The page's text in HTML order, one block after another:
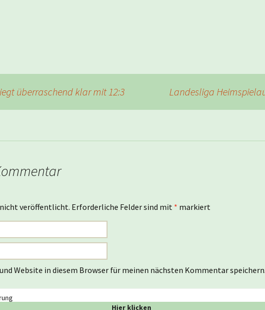
überraschend klar mit 12:3 Landesliga
nicht veröffentlicht. Erforderliche Felder sind mit * markiert
Website in diesem Browser für meinen nächsten Kommentar speichern.
Hier klicken